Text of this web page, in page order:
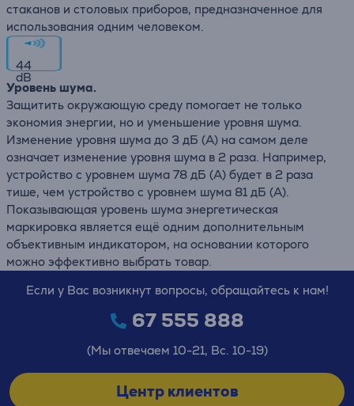
стаканов и столовых приборов, предназначенное для
использования одним человеком.
44
dB
Уровень шума.
Защитить окружающую среду помогает не только
экономия энергии, но и уменьшение уровня шума.
Изменение уровня шума до 3 дБ (А) на самом деле
означает изменение уровня шума в 2 раза. Например,
устройство с уровнем шума 78 дБ (А) будет в 2 раза
тише, чем устройство с уровнем шума 81 дБ (А).
Показывающая уровень шума энергетическая
маркировка является ещё одним дополнительным
объективным индикатором, на основании которого
можно эффективно выбрать товар.
Если у Вас возникнут вопросы, обращайтесь к нам!
67 555 888
(Мы отвечаем 10-21, Вс. 10-19)
Центр клиентов